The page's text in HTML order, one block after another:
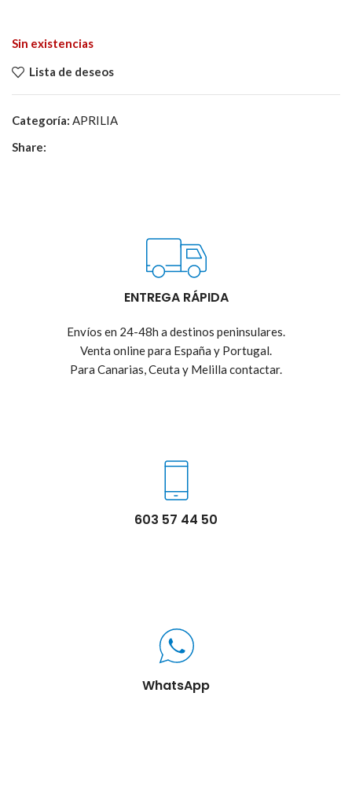
Sin existencias
Lista de deseos
Categoría: APRILIA
Share:
ENTREGA RÁPIDA
Envíos en 24-48h a destinos peninsulares.
Venta online para España y Portugal.
Para Canarias, Ceuta y Melilla contactar.
603 57 44 50
WhatsApp